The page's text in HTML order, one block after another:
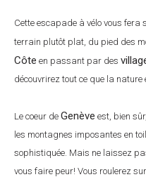
Cette escapade à vélo vous fera
terrain plutôt plat, du pied des
Côte en passant par des
découvrirez tout ce que la
Le coeur de Genève est, bien
les montagnes imposantes en
sophistiquée. Mais ne laissez
vous faire peur! Vous roulerez